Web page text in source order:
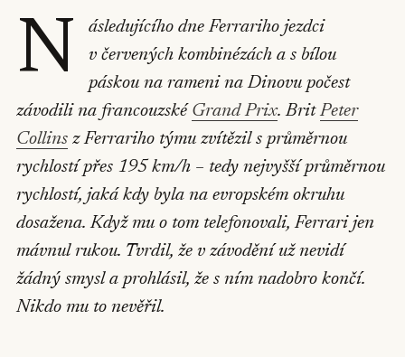
N
ásledujícího dne Ferrariho jezdci
v červených kombinézách a s bílou
páskou na rameni na Dinovu počest
závodili na francouzské Grand Prix. BritPeter
Collins z Ferrariho týmu zvítězil s průměrnou
rychlostí přes 195 km/h – tedy nejvyšší průměrnou
rychlostí, jaká kdy byla na evropském okruhu
dosažena. Když mu o tom telefonovali, Ferrari jen
mávnul rukou. Tvrdil, že v závodění už nevidí
žádný smysl a prohlásil, že s ním nadobro končí.
Nikdo mu to nevěřil.